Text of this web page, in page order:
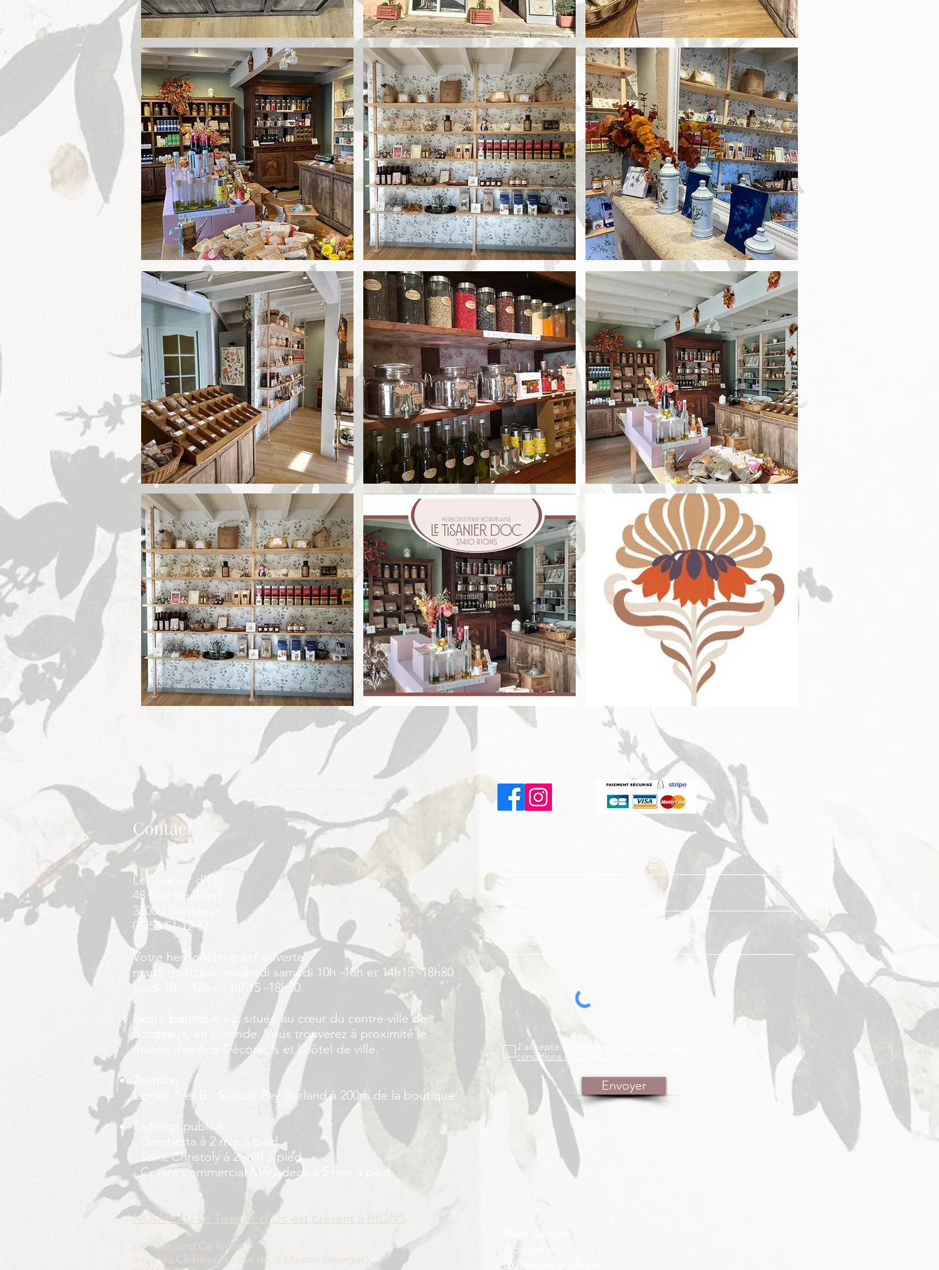
Contact
Le Tisanier d'Oc
48 Rue Bouffard
33000 Bordeaux
05 56 51 12 67
Votre herboristerie est ouverte :
mardi mercredi vendredi samedi 10h -13h et 14h15 -18h30
jeudi 10h -12h et 14h15 -18h30
Notre boutique est située au cœur du centre-ville de
Bordeaux, en Gironde. Vous trouverez à proximité le
musée des Arts Décoratifs et l'hôtel de ville.
Lignes A et B - Station Pey-Berland à 200m de la boutique
Parkings publics
- Gambetta à 2 min à pied
- Saint Christoly à 2 min à pied
- Centre commercial Mériadeck à 5 min à pied
NOUVEAU Le Tisanier d'Oc est présent à RIONS
Le Tisanier d'Oc Rions
6 rue du Château (à côté de la Maison Georges)
J’accepte les termes et conditions
conditions d'utilisation
Envoyer
Accueil
Boutique en ligne